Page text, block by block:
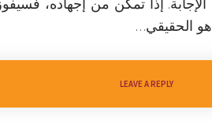
هو الحقيقي…
LEAVE A REPLY